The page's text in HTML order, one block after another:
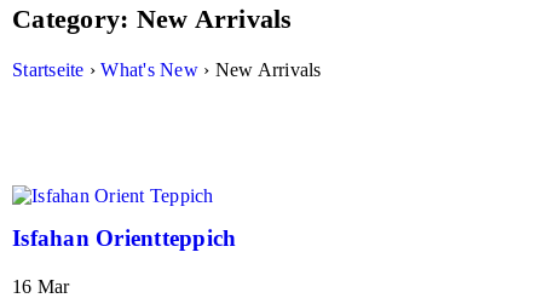
Category: New Arrivals
Startseite › What's New › New Arrivals
Isfahan Orientteppich
16 Mar